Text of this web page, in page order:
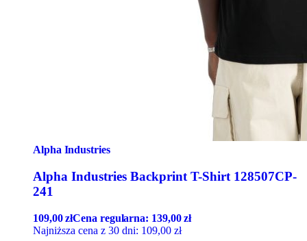
Alpha Industries
Alpha Industries Backprint T-Shirt 128507CP-
241
109,00złCena regularna: 139,00zł
Najniższa cena z 30 dni: 109,00 zł